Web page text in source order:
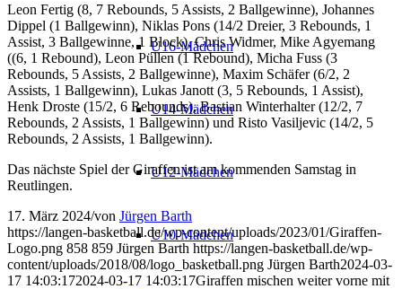
U16-Mädchen
U14-Mädchen
U12-Mädchen
U10-Mädchen
Leon Fertig (8, 7 Rebounds, 5 Assists, 2 Ballgewinne), Johannes
Dippel (1 Ballgewinn), Niklas Pons (14/2 Dreier, 3 Rebounds, 1
Assist, 3 Ballgewinne, 1 Block), Chris Widmer, Mike Agyemang
((6, 1 Rebound), Leon Püllen(1 Rebound), Micha Fuss (3
Rebounds, 5 Assists, 2 Ballgewinne), Maxim Schäfer (6/2, 2
Assists, 1 Ballgewinn), Lukas Janott (3, 5 Rebounds, 1 Assist),
Henk Droste (15/2, 6 Rebounds), Bastian Winterhalter (12/2, 7
Rebounds, 2 Assists, 1 Ballgewinn) und Risto Vasiljevic (14/2, 5
Rebounds, 2 Assists, 1 Ballgewinn).
Das nächste Spiel der Giraffen ist am kommenden Samstag in
Reutlingen.
17. März 2024/von Jürgen Barth
https://langen-basketball.de/wp-content/uploads/2023/01/Giraffen-
Logo.png 858 859 Jürgen Barth https://langen-basketball.de/wp-
content/uploads/2018/08/logo_basketball.png Jürgen Barth2024-03-
17 14:03:172024-03-17 14:03:17Giraffen mischen weiter vorne mit